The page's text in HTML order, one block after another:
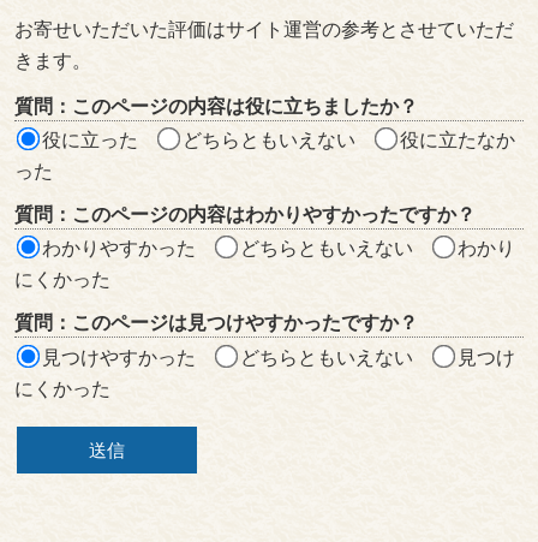
ン
ツ
評
価
ア
お寄せいただいた評価はサイト運営の参考とさせていただ
きます。
質問：このページの内容は役に立ちましたか？
役に立った
どちらともいえない
役に立たなか
った
質問：このページの内容はわかりやすかったですか？
わかりやすかった
どちらともいえない
わかり
にくかった
質問：このページは見つけやすかったですか？
見つけやすかった
どちらともいえない
見つけ
にくかった